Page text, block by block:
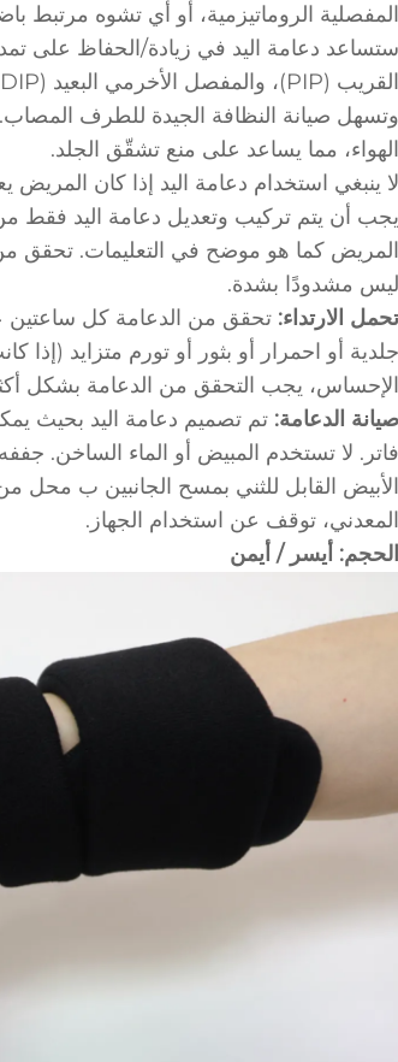
المفصلية الروماتيزمية، أو أي تشوه
وتسهل صيانة النظافة الجيدة للطرف
الهواء، مما يساعد على منع تشقّق الجلد.
لا ينبغي استخدام دعامة اليد إذا كان
يجب أن يتم تركيب وتعديل دعامة اليد
المريض كما هو موضح في التعليمات. تحقق
ليس مشدودًا بشدة.
تحمل الارتداء: تحقق من الدعامة كل ساعتين
جلدية أو احمرار أو بثور أو تورم متزايد
الإحساس، يجب التحقق من الدعامة بشكل
صيانة الدعامة: تم تصميم دعامة اليد بحيث
فاتر. لا تستخدم المبيض أو الماء الساخن.
الأبيض القابل للثني بمسح الجانبين ب محل
المعدني، توقف عن استخدام الجهاز.
الحجم: أيسر / أيمن